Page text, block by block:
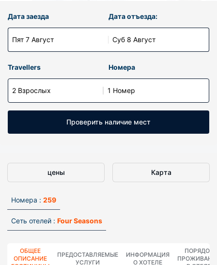
Дата заезда
Пят 7 Август
Дата отъезда:
Суб 8 Август
Travellers Номера
2 Взрослых 1 Номер
Проверить наличие мест
цены Карта
Номера : 259
Сеть отелей : Four Seasons
ОБЩЕЕ
ОПИСАНИЕ
ПРЕДОСТАВЛЯЕМЫЕ
УСЛУГИ
ИНФОРМАЦИЯ
О ХОТЕЛЕ
ПОРЯДОК